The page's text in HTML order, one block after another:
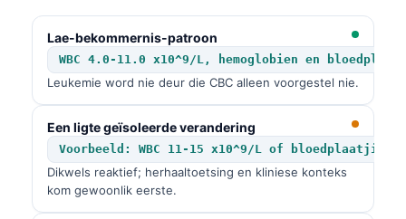
Lae-bekommernis-patroon
WBC 4.0-11.0 x10^9/L, hemoglobien en
Leukemie word nie deur die CBC alleen voorgestel nie.
Een ligte geïsoleerde verandering
Voorbeeld: WBC 11-15 x10^9/L of bloedplaatjies
Dikwels reaktief; herhaaltoetsing en kliniese konteks
kom gewoonlik eerste.